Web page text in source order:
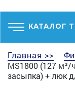
КАТАЛОГ
Главная >>
MS1800 (127 м³/
засыпка) + люк